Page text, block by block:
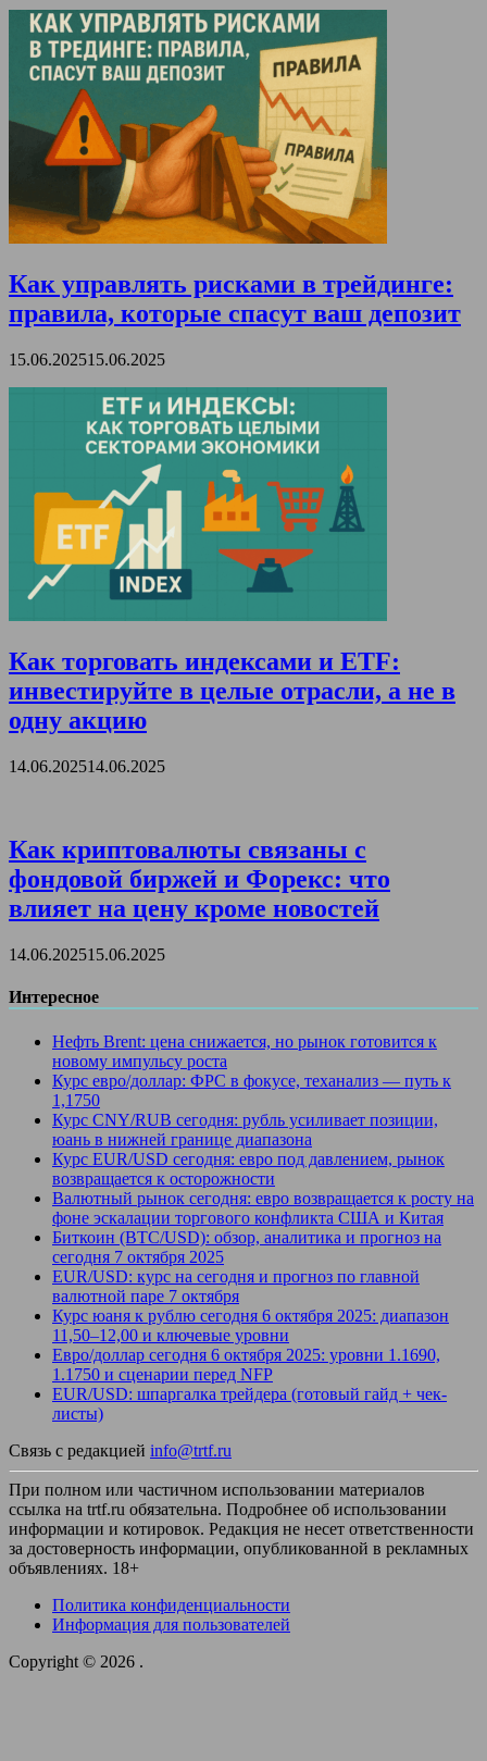
Как управлять рисками в трейдинге:
правила, которые спасут ваш депозит
15.06.202515.06.2025
Как торговать индексами и ETF:
инвестируйте в целые отрасли, а не в
одну акцию
14.06.202514.06.2025
Как криптовалюты связаны с
фондовой биржей и Форекс: что
влияет на цену кроме новостей
14.06.202515.06.2025
Интересное
Нефть Brent: цена снижается, но рынок готовится к
новому импульсу роста
Курс евро/доллар: ФРС в фокусе, теханализ — путь к
1,1750
Курс CNY/RUB сегодня: рубль усиливает позиции,
юань в нижней границе диапазона
Курс EUR/USD сегодня: евро под давлением, рынок
возвращается к осторожности
Валютный рынок сегодня: евро возвращается к росту на
фоне эскалации торгового конфликта США и Китая
Биткоин (BTC/USD): обзор, аналитика и прогноз на
сегодня 7 октября 2025
EUR/USD: курс на сегодня и прогноз по главной
валютной паре 7 октября
Курс юаня к рублю сегодня 6 октября 2025: диапазон
11,50–12,00 и ключевые уровни
Евро/доллар сегодня 6 октября 2025: уровни 1.1690,
1.1750 и сценарии перед NFP
EUR/USD: шпаргалка трейдера (готовый гайд + чек-
листы)
Связь с редакцией info@trtf.ru
При полном или частичном использовании материалов
ссылка на trtf.ru обязательна. Подробнее об использовании
информации и котировок. Редакция не несет ответственности
за достоверность информации, опубликованной в рекламных
объявлениях. 18+
Политика конфиденциальности
Информация для пользователей
Copyright © 2026 .